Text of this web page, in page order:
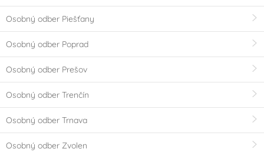
Osobný odber Piešťany
Osobný odber Poprad
Osobný odber Prešov
Osobný odber Trenčín
Osobný odber Trnava
Osobný odber Zvolen